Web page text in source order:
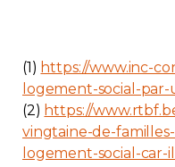
(1) https://www.inc-
logement-social-
(2) https://
vingtaine-de-
logement-social-